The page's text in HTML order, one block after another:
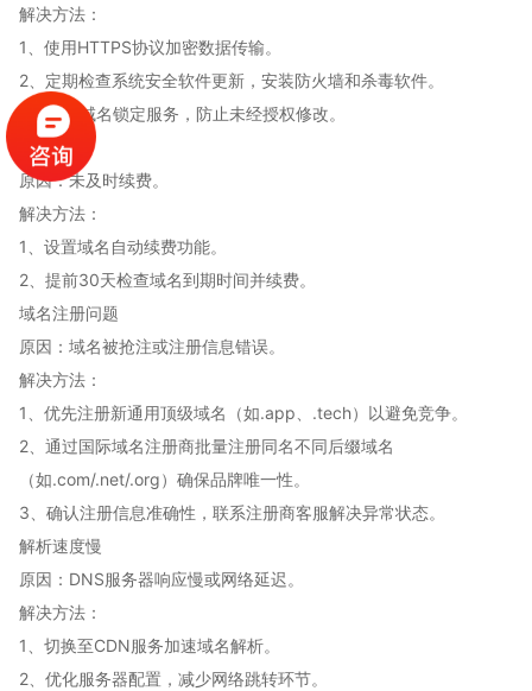
解决方法‌：
1、使用HTTPS协议加密数据传输。
2、定期检查系统安全软件更新，安装防火墙和杀毒软件。
3、启用域名锁定服务，防止未经授权修改。
域名过期
原因‌：未及时续费。
解决方法‌：
1、设置域名自动续费功能。
2、提前30天检查域名到期时间并续费。
域名注册问题
原因‌：域名被抢注或注册信息错误。
解决方法‌：
1、优先注册新通用顶级域名（如.app、.tech）以避免竞争。
2、通过国际域名注册商批量注册同名不同后缀域名
（如.com/.net/.org）确保品牌唯一性。
3、确认注册信息准确性，联系注册商客服解决异常状态。
解析速度慢
原因‌：DNS服务器响应慢或网络延迟。
解决方法‌：
1、切换至CDN服务加速域名解析。
2、优化服务器配置，减少网络跳转环节。